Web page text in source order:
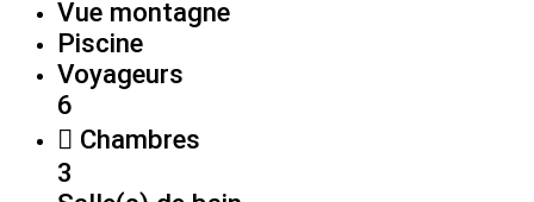
Vue montagne
Piscine
Voyageurs
6
Chambres
3